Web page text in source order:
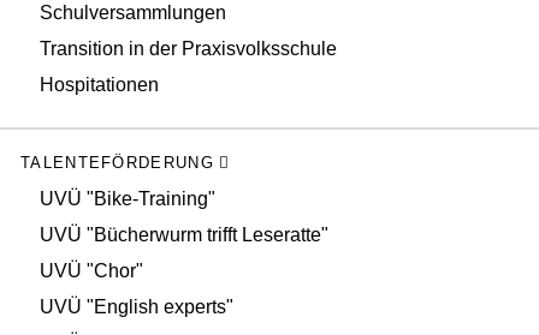
Schulversammlungen
Transition in der Praxisvolksschule
Hospitationen
TALENTEFÖRDERUNG
UVÜ "Bike-Training"
UVÜ "Bücherwurm trifft Leseratte"
UVÜ "Chor"
UVÜ "English experts"